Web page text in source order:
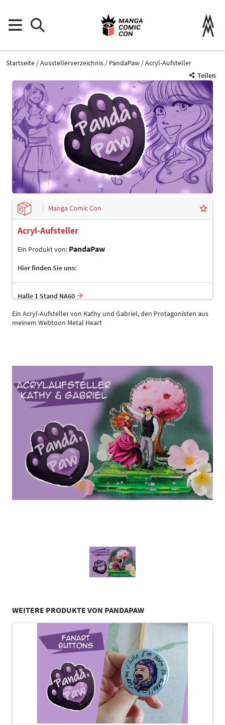
Startseite Ausstellerverzeichnis PandaPaw
Acryl-Aufsteller
Teilen
Manga Comic Con
Acryl-Aufsteller
Ein Produkt von: PandaPaw
Hier finden Sie uns:
Halle 1 Stand NA60
Ein Acryl-Aufsteller von Kathy und Gabriel, den Protagonisten aus
meinem Webtoon Metal Heart
WEITERE PRODUKTE VON PANDAPAW